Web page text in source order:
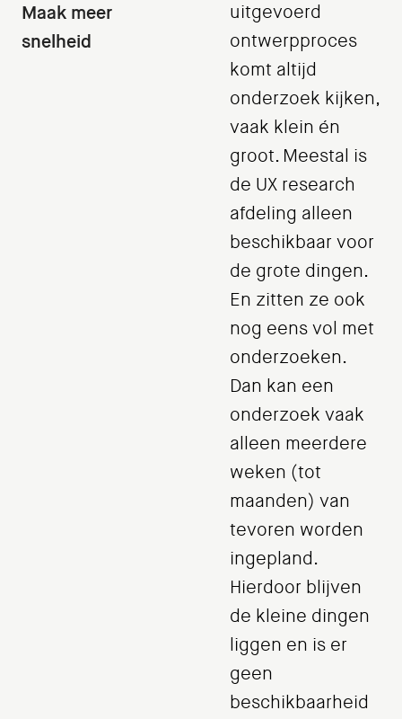
Maak meer
snelheid
uitgevoerd
ontwerpproces
komt altijd
onderzoek kijken,
vaak klein én
groot. Meestal is
de UX research
afdeling alleen
beschikbaar voor
de grote dingen.
En zitten ze ook
nog eens vol met
onderzoeken.
Dan kan een
onderzoek vaak
alleen meerdere
weken (tot
maanden) van
tevoren worden
ingepland.
Hierdoor blijven
de kleine dingen
liggen en is er
geen
beschikbaarheid